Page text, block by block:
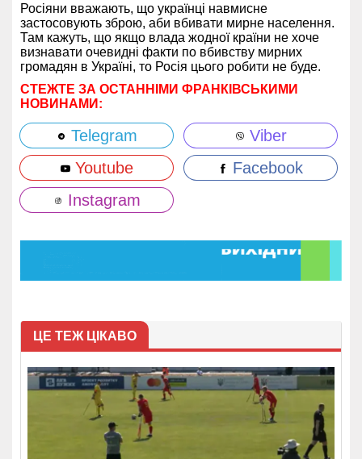
Росіяни вважають, що українці навмисне
застосовують зброю, аби вбивати мирне населення.
Там кажуть, що якщо влада жодної країни не хоче
визнавати очевидні факти по вбивству мирних
громадян в Україні, то Росія цього робити не буде.
СТЕЖТЕ ЗА ОСТАННІМИ ФРАНКІВСЬКИМИ
НОВИНАМИ:
Telegram
Viber
Youtube
Facebook
Instagram
ЦЕ ТЕЖ ЦІКАВО